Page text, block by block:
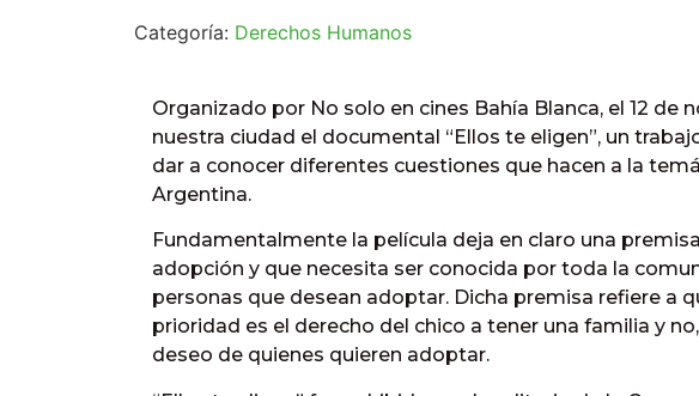
Categoría: Derechos Humanos
Organizado por No solo en cines Bahía Blanca, el 12 de
nuestra ciudad el documental “Ellos te eligen”, un
dar a conocer diferentes cuestiones que hacen a la
Argentina.
Fundamentalmente la película deja en claro una
adopción y que necesita ser conocida por toda la
personas que desean adoptar. Dicha premisa refiere a
prioridad es el derecho del chico a tener una familia y
deseo de quienes quieren adoptar.